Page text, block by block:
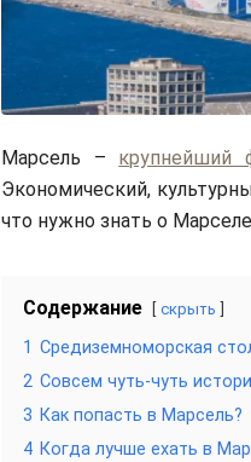
Марсель – крупнейший
Экономический,
что нужно знать о
Содержание скрыть
1 Средиземноморская
2 Совсем чуть-чуть
3 Как попасть в Марсель?
4 Когда лучше ехать в